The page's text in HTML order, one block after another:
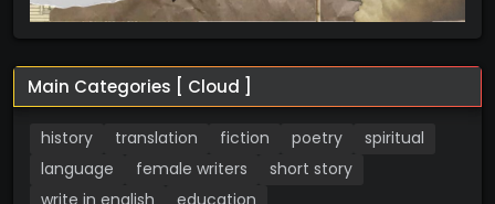
Main Categories [ Cloud ]
history translation fiction poetry
spiritual
language
female writers
short story
write in english
education